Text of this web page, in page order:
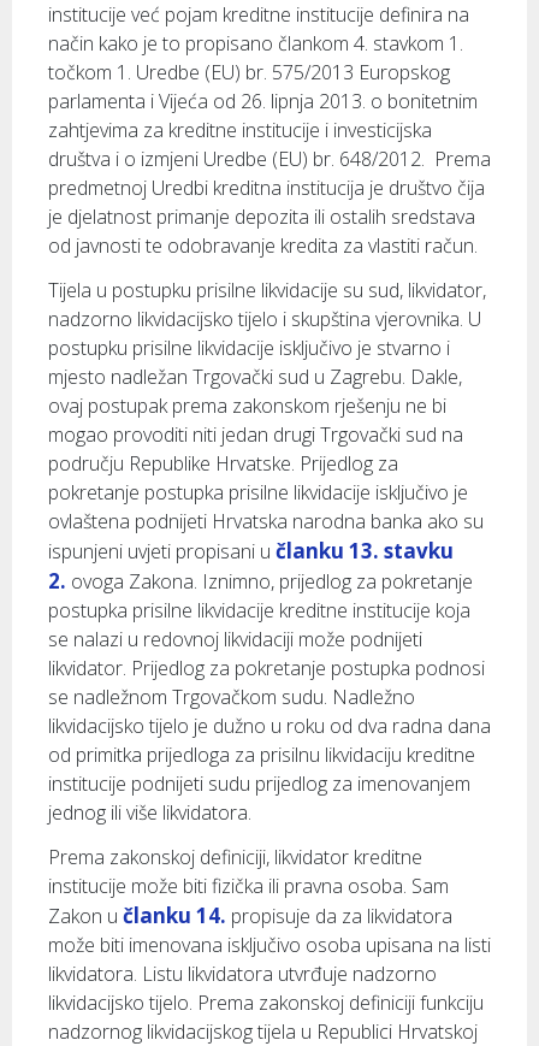
institucije već pojam kreditne institucije definira na
način kako je to propisano člankom 4. stavkom 1.
točkom 1. Uredbe (EU) br. 575/2013 Europskog
parlamenta i Vijeća od 26. lipnja 2013. o bonitetnim
zahtjevima za kreditne institucije i investicijska
društva i o izmjeni Uredbe (EU) br. 648/2012. Prema
predmetnoj Uredbi kreditna institucija je društvo čija
je djelatnost primanje depozita ili ostalih sredstava
od javnosti te odobravanje kredita za vlastiti račun.
Tijela u postupku prisilne likvidacije su sud, likvidator,
nadzorno likvidacijsko tijelo i skupština vjerovnika. U
postupku prisilne likvidacije isključivo je stvarno i
mjesto nadležan Trgovački sud u Zagrebu. Dakle,
ovaj postupak prema zakonskom rješenju ne bi
mogao provoditi niti jedan drugi Trgovački sud na
području Republike Hrvatske. Prijedlog za
pokretanje postupka prisilne likvidacije isključivo je
ovlaštena podnijeti Hrvatska narodna banka ako su
ispunjeni uvjeti propisani u članku 13. stavku
2. ovoga Zakona. Iznimno, prijedlog za pokretanje
postupka prisilne likvidacije kreditne institucije koja
se nalazi u redovnoj likvidaciji može podnijeti
likvidator. Prijedlog za pokretanje postupka podnosi
se nadležnom Trgovačkom sudu. Nadležno
likvidacijsko tijelo je dužno u roku od dva radna dana
od primitka prijedloga za prisilnu likvidaciju kreditne
institucije podnijeti sudu prijedlog za imenovanjem
jednog ili više likvidatora.
Prema zakonskoj definiciji, likvidator kreditne
institucije može biti fizička ili pravna osoba. Sam
Zakon u članku 14. propisuje da za likvidatora
može biti imenovana isključivo osoba upisana na listi
likvidatora. Listu likvidatora utvrđuje nadzorno
likvidacijsko tijelo. Prema zakonskoj definiciji funkciju
nadzornog likvidacijskog tijela u Republici Hrvatskoj